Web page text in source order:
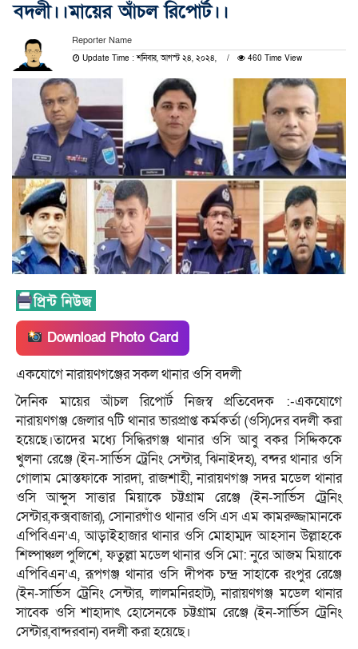
বদলী।।মায়ের আঁচল রিপোর্ট।।
Reporter Name
Update Time : শনিবার, আগস্ট ২৪, ২০২৪, 460 Time View
Download Photo Card
একযোগে নারায়ণগঞ্জের সকল থানার ওসি বদলী
দৈনিক মায়ের আঁচল রিপোর্ট নিজস্ব প্রতিবেদক :-একযোগে
নারায়ণগঞ্জ জেলার ৭টি থানার ভারপ্রাপ্ত কর্মকর্তা (ওসি)দের বদলী করা
হয়েছে।তাদের মধ্যে সিদ্ধিরগঞ্জ থানার ওসি আবু বকর সিদ্দিককে
খুলনা রেঞ্জে (ইন-সার্ভিস ট্রেনিং সেন্টার, ঝিনাইদহ), বন্দর থানার ওসি
গোলাম মোস্তফাকে সারদা, রাজশাহী, নারায়ণগঞ্জ সদর মডেল থানার
ওসি আব্দুস সাত্তার মিয়াকে চট্টগ্রাম রেঞ্জে (ইন-সার্ভিস ট্রেনিং
সেন্টার,কক্সবাজার), সোনারগাঁও থানার ওসি এস এম কামরুজ্জামানকে
এপিবিএন’এ, আড়াইহাজার থানার ওসি মোহাম্মদ আহসান উল্লাহকে
শিল্পাঞ্চল পুলিশে, ফতুল্লা মডেল থানার ওসি মো: নুরে আজম মিয়াকে
এপিবিএন’এ, রূপগঞ্জ থানার ওসি দীপক চন্দ্র সাহাকে রংপুর রেঞ্জে
(ইন-সার্ভিস ট্রেনিং সেন্টার, লালমনিরহাট), নারায়ণগঞ্জ মডেল থানার
সাবেক ওসি শাহাদাৎ হোসেনকে চট্টগ্রাম রেঞ্জে (ইন-সার্ভিস ট্রেনিং
সেন্টার,বান্দরবান) বদলী করা হয়েছে।